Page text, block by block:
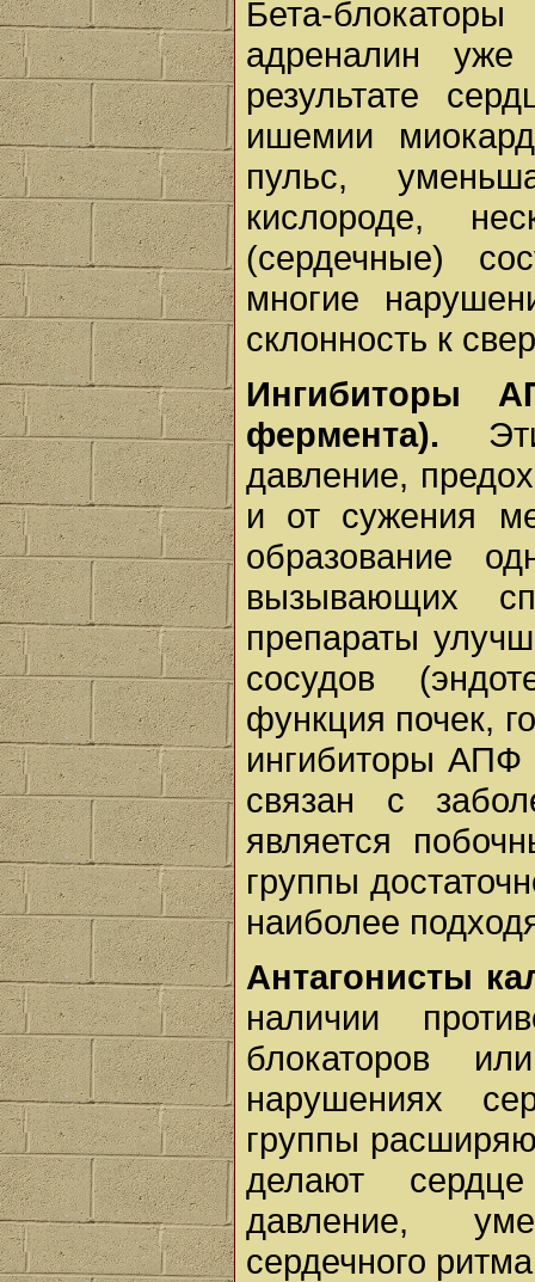
Бе­та-
адреналин
результате
ишемии
пульс,
кислороде,
(сердечные)
многие
склонность к
Ингибиторы
фермента).
давление,
и от сужения
образование
вызывающих
препараты
сосудов
функция почек,
ингибиторы АПФ
связан с
является
группы
наиболее
Антагонисты
наличии
блокаторов
нарушениях
группы
делают
давление,
сердечного